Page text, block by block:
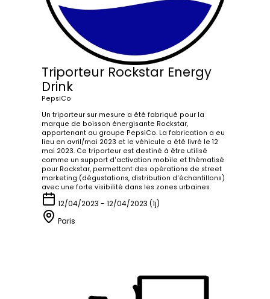
Triporteur Rockstar Energy
Drink
PepsiCo
Un triporteur sur mesure a été fabriqué pour la
marque de boisson énergisante Rockstar,
appartenant au groupe PepsiCo. La fabrication a eu
lieu en avril/mai 2023 et le véhicule a été livré le 12
mai 2023. Ce triporteur est destiné à être utilisé
comme un support d'activation mobile et thématisé
pour Rockstar, permettant des opérations de street
marketing (dégustations, distribution d'échantillons)
avec une forte visibilité dans les zones urbaines.
12/04/2023 - 12/04/2023 (1j)
Paris